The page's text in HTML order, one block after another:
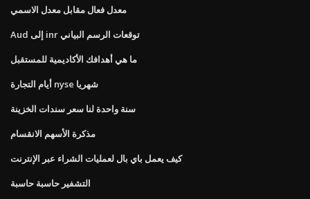
معدل فعال مقابل معدل الاسمي
Aud إلى inr توقعات الرسم البياني
ما هي أهدافك الأكاديمية للمستقبل
أيام التجارة nyse شهريا
سنة واحدة لنا سعر سندات الخزينة
مذكرة الأسهم الانقسام
كيف يعمل باي بال لعمليات الشراء عبر الإنترنت
التشفير حاسبة حاسبة